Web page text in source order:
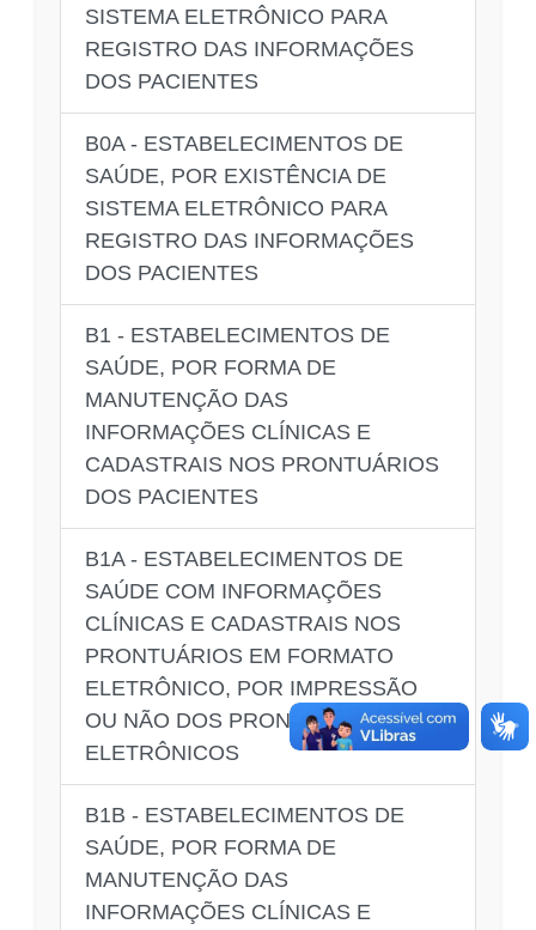
SISTEMA ELETRÔNICO PARA
REGISTRO DAS INFORMAÇÕES
DOS PACIENTES
B0A - ESTABELECIMENTOS DE
SAÚDE, POR EXISTÊNCIA DE
SISTEMA ELETRÔNICO PARA
REGISTRO DAS INFORMAÇÕES
DOS PACIENTES
B1 - ESTABELECIMENTOS DE
SAÚDE, POR FORMA DE
MANUTENÇÃO DAS
INFORMAÇÕES CLÍNICAS E
CADASTRAIS NOS PRONTUÁRIOS
DOS PACIENTES
B1A - ESTABELECIMENTOS DE
SAÚDE COM INFORMAÇÕES
CLÍNICAS E CADASTRAIS NOS
PRONTUÁRIOS EM FORMATO
ELETRÔNICO, POR IMPRESSÃO
OU NÃO DOS PRONTUÁRIOS
ELETRÔNICOS
B1B - ESTABELECIMENTOS DE
SAÚDE, POR FORMA DE
MANUTENÇÃO DAS
INFORMAÇÕES CLÍNICAS E